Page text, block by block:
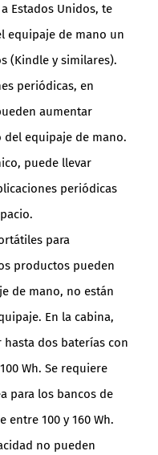
Estados Unidos, te
equipaje de mano un
(Kindle y similares).
periódicas, en
aumentar
del equipaje de mano.
puede llevar
periódicas
para
productos pueden
de mano, no están
En la cabina,
dos baterías con
Wh. Se requiere
para los bancos de
entre 100 y 160 Wh.
no pueden